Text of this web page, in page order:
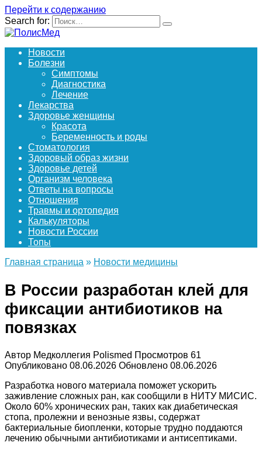
Перейти к содержанию
Search for:
Новости
Болезни
Симптомы
Диагностика
Лечение
Лекарства
Здоровье женщины
Красота
Беременность и роды
Стоматология
Здоровый образ жизни
Здоровье детей
Организм человека
Ответы на вопросы
Отношения
Травмы и ортопедия
Калькуляторы
Новости России
Топы
Главная страница » Новости медицины
В России разработан клей для
фиксации антибиотиков на
повязках
Автор Медколлегия Polismed Просмотров 61
Опубликовано 08.06.2026 Обновлено 08.06.2026
Разработка нового материала поможет ускорить
заживление сложных ран, как сообщили в НИТУ МИСИС.
Около 60% хронических ран, таких как диабетическая
стопа, пролежни и венозные язвы, содержат
бактериальные биопленки, которые трудно поддаются
лечению обычными антибиотиками и антисептиками.